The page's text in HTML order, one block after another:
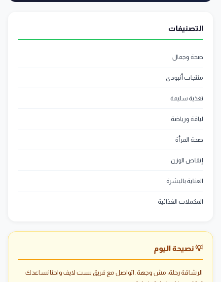
التصنيفات
صحة وجمال
منتجات أنبودي
تغذية سليمة
لياقة ورياضة
صحة المرأة
إنقاص الوزن
العناية بالبشرة
المكملات الغذائية
💡 نصيحة اليوم
الرشاقة رحلة، مش وجهة. اتواصل مع فريق بست لايف واحنا نساعدك